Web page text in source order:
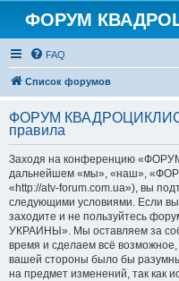
ФОРУМ
FAQ
Список форумов
ФОРУМ
правила
Заходя на конференцию
дальнейшем «мы», «наш»,
«http://atv-forum.com.ua»), вы
следующими условиями. Если
заходите и не пользуйтесь
УКРАИНЫ». Мы оставляем за
время и сделаем всё
вашей стороны было бы
на предмет изменений, так как